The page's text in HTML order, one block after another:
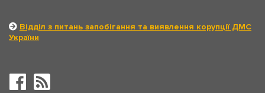
Відділ з питань запобігання та виявлення корупції ДМС
України